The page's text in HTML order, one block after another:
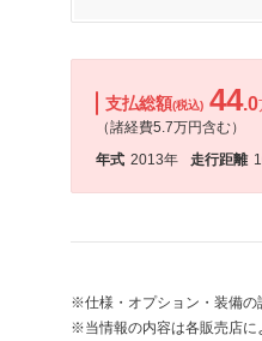
支払総額(税込) 44.0
（諸経費5.7万円含む）
年式 2013年 走行距離
※仕様・オプション・装備の
※当情報の内容は各販売店に